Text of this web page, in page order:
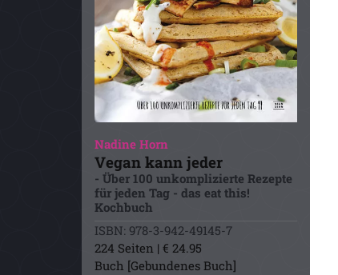
Nadine Horn
Vegan kann jeder
- Über 100 unkomplizierte Rezepte
für jeden Tag - das eat this!
Kochbuch
ISBN: 978-3-942-49145-7
224 Seiten | € 24.95
Buch [Gebundenes Buch]